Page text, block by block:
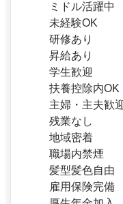
ミドル活躍中
未経験OK
研修あり
昇給あり
学生歓迎
扶養控除内OK
主婦・主夫歓
残業なし
地域密着
職場内禁煙
髪型髪色自由
雇用保険完備